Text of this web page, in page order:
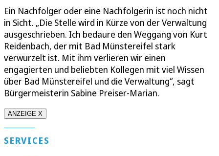
Ein Nachfolger oder eine Nachfolgerin ist noch nicht
in Sicht. „Die Stelle wird in Kürze von der Verwaltung
ausgeschrieben. Ich bedaure den Weggang von Kurt
Reidenbach, der mit Bad Münstereifel stark
verwurzelt ist. Mit ihm verlieren wir einen
engagierten und beliebten Kollegen mit viel Wissen
über Bad Münstereifel und die Verwaltung“, sagt
Bürgermeisterin Sabine Preiser-Marian.
ANZEIGE X
SERVICES